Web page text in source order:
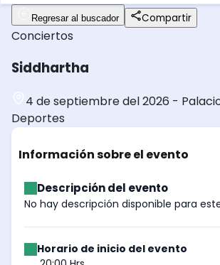
Regresar al buscador Compartir
Conciertos
Siddhartha
4 de septiembre del 2026 -
Deportes
Información sobre el evento
Descripción del evento
No hay descripción disponible para
Horario de inicio del evento